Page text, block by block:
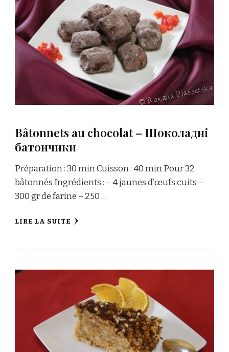
Bâtonnets au chocolat – Шоколадні
батончики
Préparation : 30 min Cuisson : 40 min Pour 32
bâtonnés Ingrédients : – 4 jaunes d’œufs cuits –
300 gr de farine – 250 …
LIRE LA SUITE